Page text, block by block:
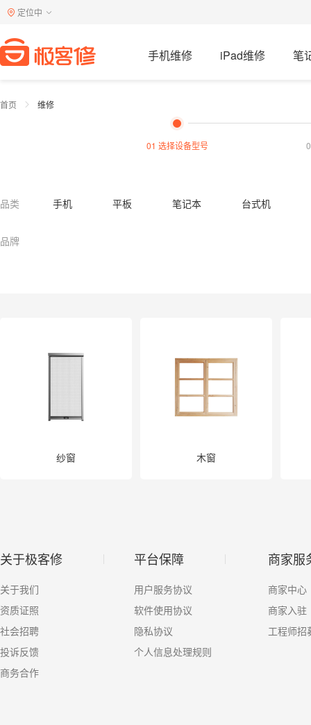
定位中
手机维修 iPad维修 笔
首页 维修
01 选择设备型号
品类 手机 平板 笔记本
台式机
品牌
纱窗 木窗
关于极客修
关于我们
资质证照
社会招聘
投诉反馈
商务合作
平台保障
用户服务协议
软件使用协议
隐私协议
个人信息处理规则
商家服
商家中心
商家入驻
工程师招